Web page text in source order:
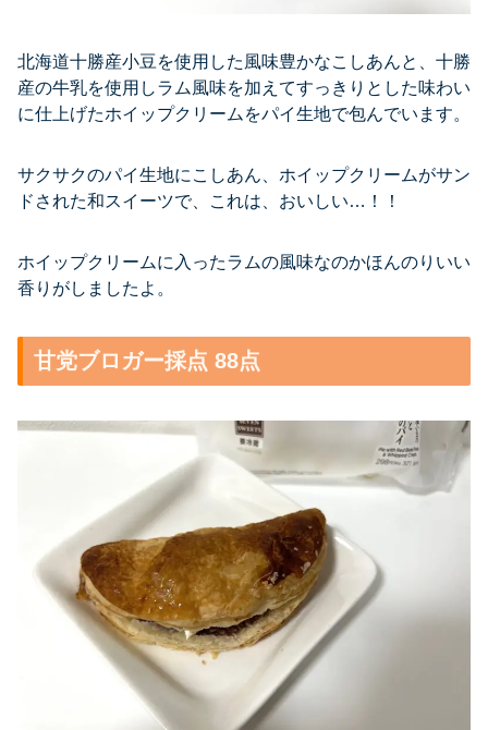
北海道十勝産小豆を使用した風味豊かなこしあんと、十勝
産の牛乳を使用しラム風味を加えてすっきりとした味わい
に仕上げたホイップクリームをパイ生地で包んでいます。
サクサクのパイ生地にこしあん、ホイップクリームがサン
ドされた和スイーツで、これは、おいしい…！！
ホイップクリームに入ったラムの風味なのかほんのりいい
香りがしましたよ。
甘党ブロガー採点 88点